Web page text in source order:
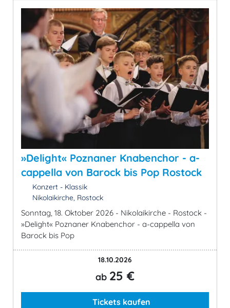
»Delight« Poznaner Knabenchor - a-
cappella von Barock bis Pop Rostock
Konzert - Klassik
Nikolaikirche, Rostock
Sonntag, 18. Oktober 2026 - Nikolaikirche - Rostock -
»Delight« Poznaner Knabenchor - a-cappella von
Barock bis Pop
18.10.2026
ab 25 €
Tickets kaufen